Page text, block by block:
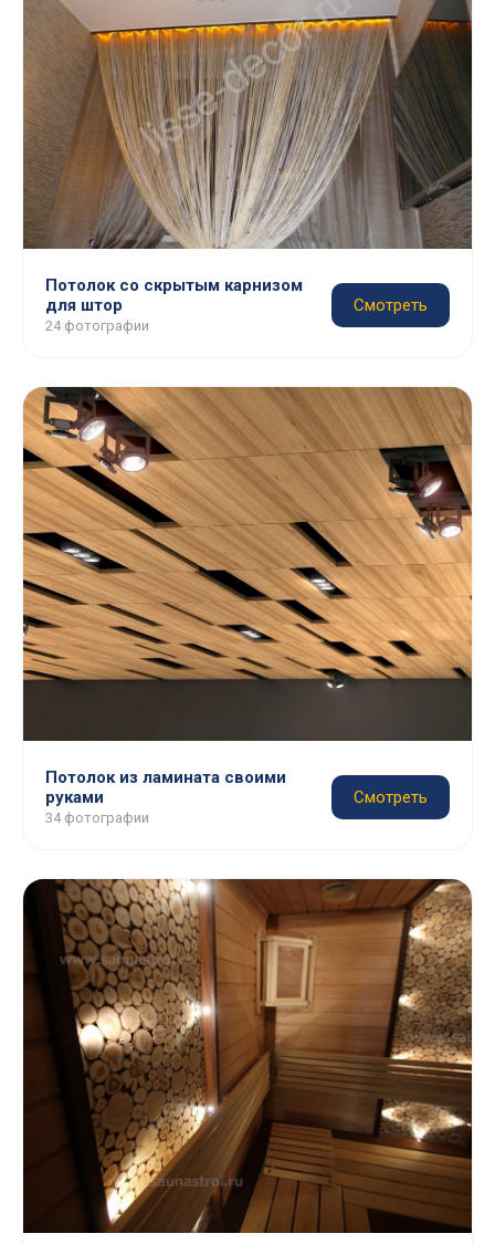
Потолок со скрытым карнизом
для штор
24 фотографии
Смотреть
Потолок из ламината своими
руками
34 фотографии
Смотреть